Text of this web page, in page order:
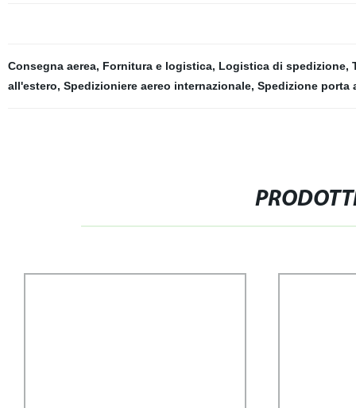
Consegna aerea, Fornitura e logistica, Logistica di spedizione,
all'estero, Spedizioniere aereo internazionale, Spedizione porta